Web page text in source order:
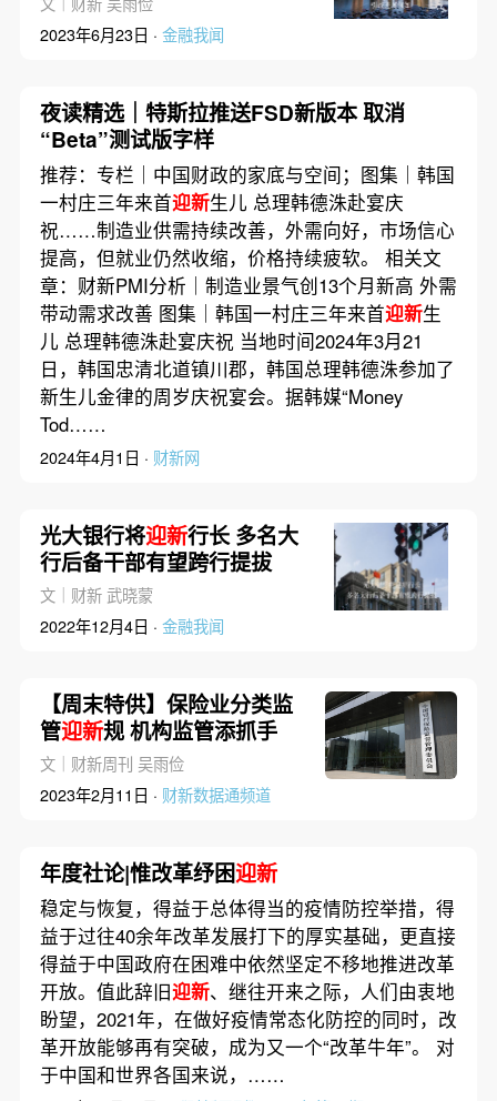
2023年6月23日 · 金融我闻
夜读精选｜特斯拉推送FSD新版本 取消
“Beta”测试版字样
推荐：专栏｜中国财政的家底与空间；图集｜韩国
一村庄三年来首迎新生儿 总理韩德洙赴宴庆
祝……制造业供需持续改善，外需向好，市场信心
提高，但就业仍然收缩，价格持续疲软。 相关文
章：财新PMI分析｜制造业景气创13个月新高 外需
带动需求改善 图集｜韩国一村庄三年来首迎新生
儿 总理韩德洙赴宴庆祝 当地时间2024年3月21
日，韩国忠清北道镇川郡，韩国总理韩德洙参加了
新生儿金律的周岁庆祝宴会。据韩媒“Money
Tod……
2024年4月1日 · 财新网
光大银行将迎新行长 多名大
行后备干部有望跨行提拔
文｜财新 武晓蒙
2022年12月4日 · 金融我闻
【周末特供】保险业分类监
管迎新规 机构监管添抓手
文｜财新周刊 吴雨俭
2023年2月11日 · 财新数据通频道
年度社论|惟改革纾困迎新
稳定与恢复，得益于总体得当的疫情防控举措，得
益于过往40余年改革发展打下的厚实基础，更直接
得益于中国政府在困难中依然坚定不移地推进改革
开放。值此辞旧迎新、继往开来之际，人们由衷地
盼望，2021年，在做好疫情常态化防控的同时，改
革开放能够再有突破，成为又一个“改革牛年”。 对
于中国和世界各国来说，……